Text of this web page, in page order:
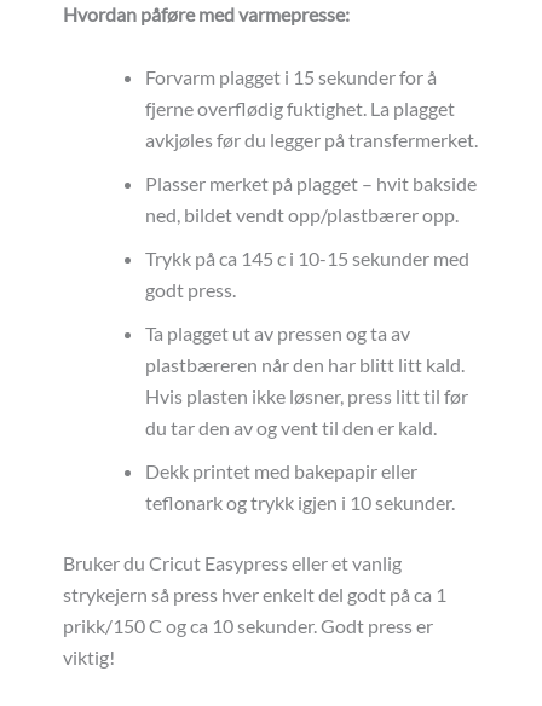
Hvordan påføre med varmepresse:
Forvarm plagget i 15 sekunder for å
fjerne overflødig fuktighet. La plagget
avkjøles før du legger på transfermerket.
Plasser merket på plagget – hvit bakside
ned, bildet vendt opp/plastbærer opp.
Trykk på ca 145 c i 10-15 sekunder med
godt press.
Ta plagget ut av pressen og ta av
plastbæreren når den har blitt litt kald.
Hvis plasten ikke løsner, press litt til før
du tar den av og vent til den er kald.
Dekk printet med bakepapir eller
teflonark og trykk igjen i 10 sekunder.
Bruker du Cricut Easypress eller et vanlig
strykejern så press hver enkelt del godt på ca 1
prikk/150 C og ca 10 sekunder. Godt press er
viktig!